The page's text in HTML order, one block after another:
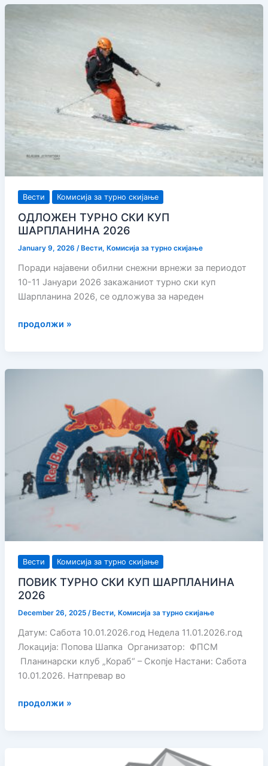
Вести Комисија за турно скијање
ОДЛОЖЕН ТУРНО СКИ КУП
ШАРПЛАНИНА 2026
January 9, 2026 / Вести, Комисија за турно скијање
Поради најавени обилни снежни врнежи за периодот
10-11 Јануари 2026 закажаниот турно ски куп
Шарпланина 2026, се одложува за нареден
ОДЛОЖЕН
КУП
продолжи »
Вести Комисија за турно скијање
ПОВИК ТУРНО СКИ КУП ШАРПЛАНИНА
2026
December 26, 2025 / Вести, Комисија за турно скијање
Датум: Сабота 10.01.2026.год Недела 11.01.2026.год
Локација: Попова Шапка Организатор: ФПСМ
Планинарски клуб „Кораб“ – Скопје Настани: Сабота
10.01.2026. Натпревар во
ПОВИК
продолжи »